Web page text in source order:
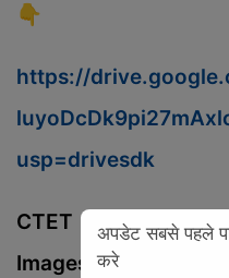
👇
https://
usp=drivesdk
CTET Feb-2026
Images of OMR
अपडेट सबसे पहले
करे